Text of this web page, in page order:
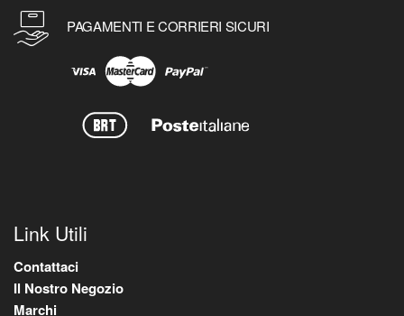
PAGAMENTI E CORRIERI SICURI
Link Utili
Contattaci
Il Nostro Negozio
Marchi